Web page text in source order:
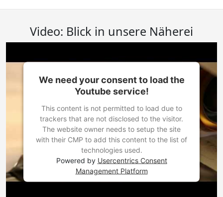
Video: Blick in unsere Näherei
We need your consent to load the
Youtube service!
This content is not permitted to load due to
trackers that are not disclosed to the visitor.
The website owner needs to setup the site
with their CMP to add this content to the list of
technologies used.
Powered by Usercentrics Consent
Management Platform